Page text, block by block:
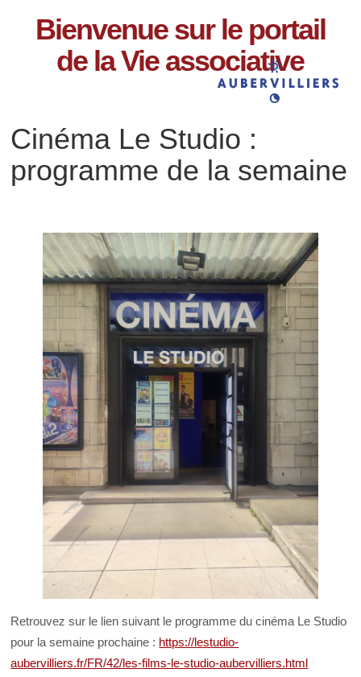
Bienvenue sur le portail
de la Vie associative
Cinéma Le Studio :
programme de la semaine
Retrouvez sur le lien suivant le programme du cinéma Le Studio
pour la semaine prochaine : https://lestudio-
aubervilliers.fr/FR/42/les-films-le-studio-aubervilliers.html